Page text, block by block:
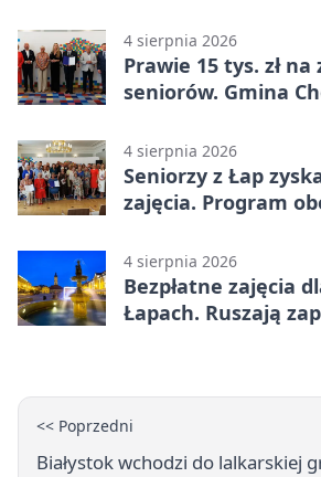
4 sierpnia 2026
Prawie 15 tys. zł na
seniorów. Gmina
4 sierpnia 2026
Seniorzy z Łap
zajęcia. Program
4 sierpnia 2026
Bezpłatne zajęcia
Łapach. Ruszają
<< Poprzedni
Białystok wchodzi do lalkarskiej